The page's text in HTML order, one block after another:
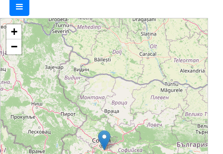
които на площ над 35 000 кв.м е
изложено огромно разнообразие от
невероятни и модерни предложения
за обзавеждането и декорацията.
Асортиментът на КОМО се избира
след строго съгласуване на
българската страна с централата в
Австрия. За хипермаркета в България
се стараем да подбираме само най-
качественото и модерното за нашите
+
−